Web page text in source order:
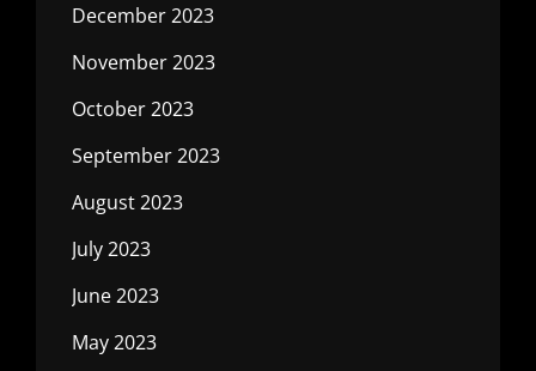
December 2023
November 2023
October 2023
September 2023
August 2023
July 2023
June 2023
May 2023